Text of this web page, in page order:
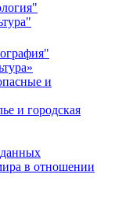
и
и городская
в отношении